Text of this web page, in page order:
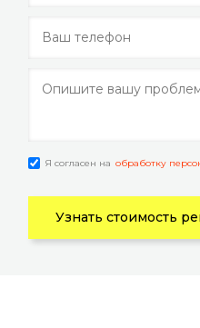
Я согласен на обработку
Узнать стоимость